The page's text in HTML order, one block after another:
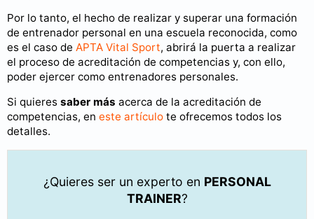
Por lo tanto, el hecho de realizar y superar una formación
de entrenador personal en una escuela reconocida, como
es el caso de APTA Vital Sport, abrirá la puerta a realizar
el proceso de acreditación de competencias y, con ello,
poder ejercer como entrenadores personales.
Si quieres saber más acerca de la acreditación de
competencias, en este artículo te ofrecemos todos los
detalles.
¿Quieres ser un experto en PERSONAL
TRAINER?